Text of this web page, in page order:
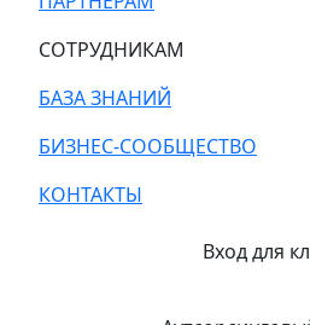
СОТРУДНИКАМ
БАЗА ЗНАНИЙ
БИЗНЕС-СООБЩЕСТВО
КОНТАКТЫ
Вход для